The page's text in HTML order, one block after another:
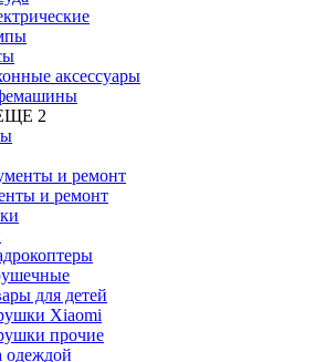
аксессуары
2
и ремонт
для детей
Xiaomi
прочие